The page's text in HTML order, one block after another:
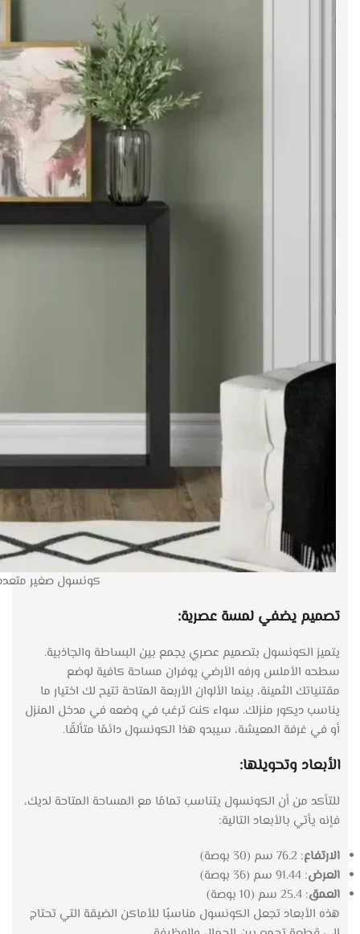
كونسول صغير متعدد
تصميم يضفي لمسة عصرية:
يتميز الكونسول بتصميم عصري يجمع بين البساطة والجاذبية.
سطحه الأملس ورفه الأرضي يوفران مساحة كافية لوضع
مقتنياتك الثمينة، بينما الألوان الأربعة المتاحة تتيح لك اختيار ما
يناسب ديكور منزلك. سواء كنت ترغب في وضعه في مدخل المنزل
أو في غرفة المعيشة، سيبدو هذا الكونسول دائمًا متألقًا.
الأبعاد وتحويلها:
للتأكد من أن الكونسول يتناسب تمامًا مع المساحة المتاحة لديك،
فإنه يأتي بالأبعاد التالية:
الارتفاع: 76.2 سم (30 بوصة)
العرض: 91.44 سم (36 بوصة)
العمق: 25.4 سم (10 بوصة)
هذه الأبعاد تجعل الكونسول مناسبًا للأماكن الضيقة التي تحتاج